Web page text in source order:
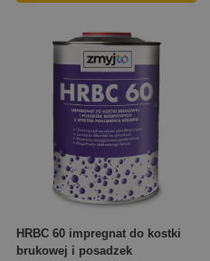
HRBC 60 impregnat do kostki
brukowej i posadzek